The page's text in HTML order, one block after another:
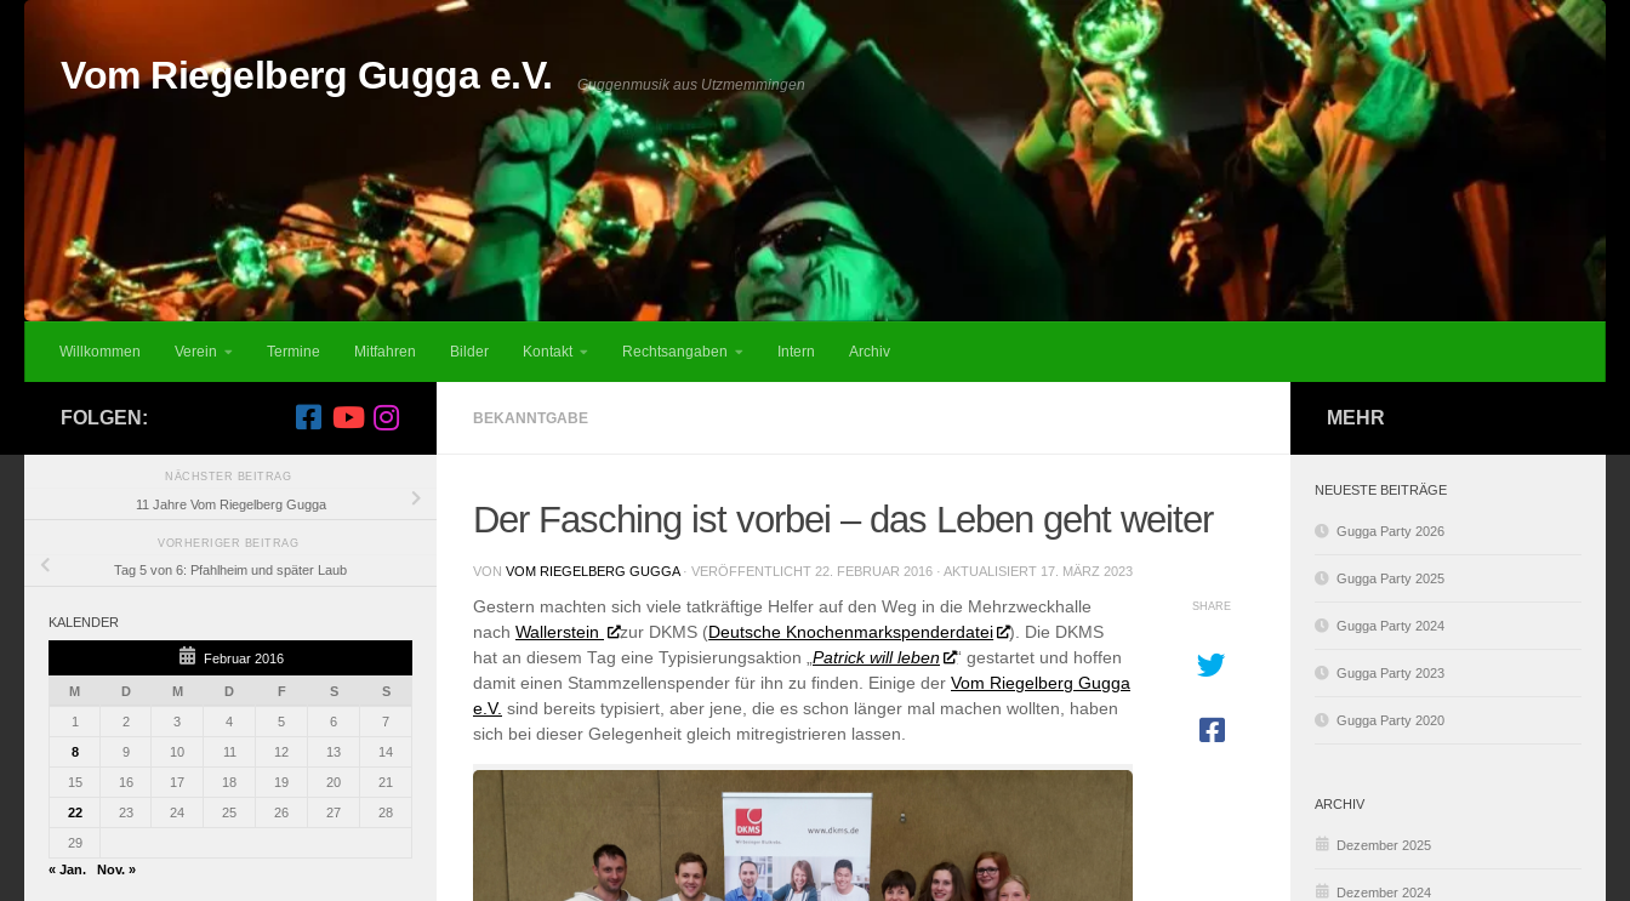
Vom Riegelberg Gugga e.V. Guggenmusik aus Utzmemmingen
Willkommen Verein Termine Mitfahren Bilder Kontakt Rechtsangaben Intern Archiv
BEKANNTGABE
Der Fasching ist vorbei – das Leben geht weiter
VON VOM RIEGELBERG GUGGA · VERÖFFENTLICHT 22. FEBRUAR 2016 · AKTUALISIERT 17. MÄRZ 2023
Gestern machten sich viele tatkräftige Helfer auf den Weg in die Mehrzweckhalle
nach Wallerstein zur DKMS (Deutsche Knochenmarkspenderdatei
). Die DKMS
hat an diesem Tag eine Typisierungsaktion „Patrick will leben
“ gestartet und hoffen
damit einen Stammzellenspender für ihn zu finden. Einige der Vom Riegelberg Gugga
e.V. sind bereits typisiert, aber jene, die es schon länger mal machen wollten, haben
sich bei dieser Gelegenheit gleich mitregistrieren lassen.
SHARE
FOLGEN:
NÄCHSTER BEITRAG
11 Jahre Vom Riegelberg Gugga
VORHERIGER BEITRAG
Tag 5 von 6: Pfahlheim und später Laub
KALENDER
Februar 2016
M D M D F S S
1 2 3 4 5 6 7
8 9 10 11 12 13 14
15 16 17 18 19 20 21
22 23 24 25 26 27 28
29
« Jan.
Nov. »
MEHR
NEUESTE BEITRÄGE
Gugga Party 2026
Gugga Party 2025
Gugga Party 2024
Gugga Party 2023
Gugga Party 2020
ARCHIV
Dezember 2025
Dezember 2024